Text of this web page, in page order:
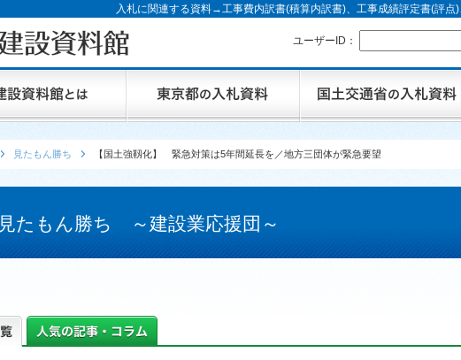
入札に関連する資料→工事費内訳書(積算内訳書)、工事成績評定書(評
ユーザーID：
見たもん勝ち 【国土強靱化】 緊急対策は5年間延長を／地方三団体が緊急要望
見たもん勝ち ～建設業応援団～